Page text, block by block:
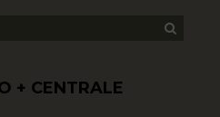
+ CENTRALE